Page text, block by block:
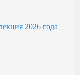
2026 года